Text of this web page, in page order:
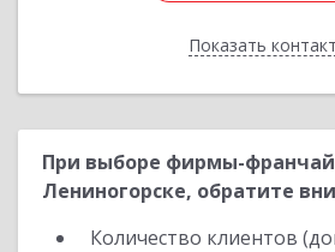
ПоказатьНазад
При выборе фирмы-
Лениногорске, обратите
Количество клиентов